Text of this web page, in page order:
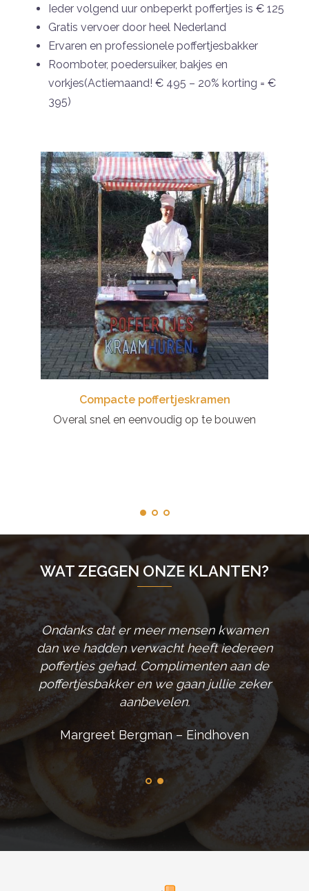
Ieder volgend uur onbeperkt poffertjes is € 125
Gratis vervoer door heel Nederland
Ervaren en professionele poffertjesbakker
Roomboter, poedersuiker, bakjes en
vorkjes(Actiemaand! € 495 – 20% korting = €
395)
Compacte poffertjeskramen
Overal snel en eenvoudig op te bouwen
WAT ZEGGEN ONZE KLANTEN?
Ondanks dat er meer mensen kwamen
dan we hadden verwacht heeft iedereen
poffertjes gehad. Complimenten aan de
poffertjesbakker en we gaan jullie zeker
aanbevelen.
Margreet Bergman – Eindhoven